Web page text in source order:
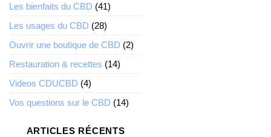
Les bienfaits du CBD (41)
Les usages du CBD (28)
Ouvrir une boutique de CBD (2)
Restauration & recettes (14)
Videos CDUCBD (4)
Vos questions sur le CBD (14)
ARTICLES RÉCENTS